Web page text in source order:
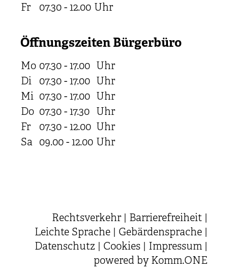
Fr
07.30 - 12.00 Uhr
Öffnungszeiten Bürgerbüro
Mo 07.30 - 17.00 Uhr
Di
07.30 - 17.00 Uhr
Mi 07.30 - 17.00 Uhr
Do 07.30 - 17.30 Uhr
Fr
07.30 - 12.00 Uhr
Sa 09.00 - 12.00 Uhr
Rechtsverkehr Barrierefreiheit
Leichte Sprache
Gebärdensprache
Datenschutz
Cookies Impressum
powered by Komm.ONE